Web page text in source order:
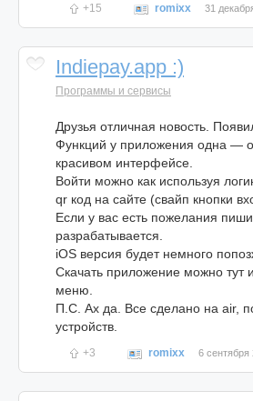
+15 romixx 31
Indiepay.app :)
Программы и сервисы
Друзья отличная новость.
Функций у приложения одна —
красивом интерфейсе.
Войти можно как используя
qr код на сайте (свайп кнопки
Если у вас есть пожелания
разрабатывается.
iOS версия будет немного
Скачать приложение можно тут
меню.
П.С. Ах да. Все сделано на air,
устройств.
+3 romixx 6 сентября